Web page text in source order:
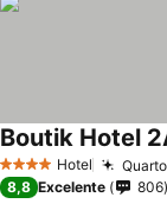
4 EstrelasHotel
Boutik Hotel
8,8 Excelente 806